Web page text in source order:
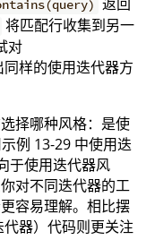
返回
将匹配行收集到另一
对
同样的使用迭代器方
择哪种风格：是使
例 13-29 中使用迭
于使用迭代器风
对不同迭代器的工
容易理解。相比摆
器）代码则更关注